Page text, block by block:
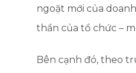
ngoặt mới của
thần của tổ chức –
Bên cạnh đó, theo